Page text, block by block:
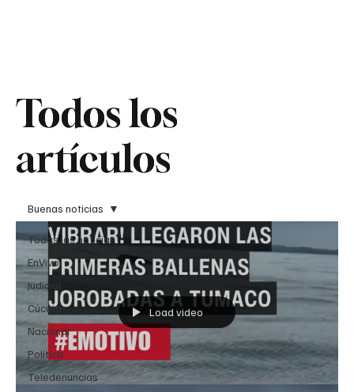
Todos los
artículos
Todos los
artículos
Todas las noticias
EnVivo
Judicial
Cúcuta
Nacional
Política
Teledenuncias
Buenas noticias
Load video